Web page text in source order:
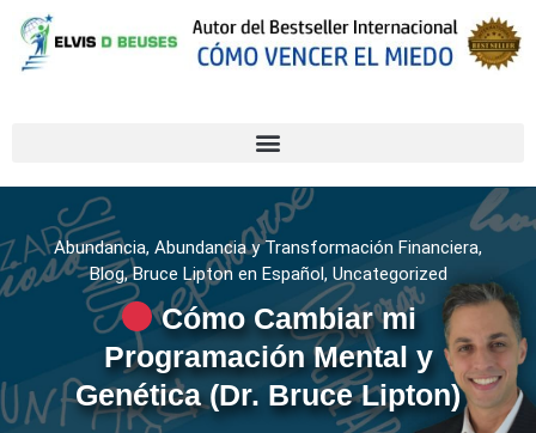
Abundancia, Abundancia y Transformación Financiera,
Blog,Bruce Lipton en Español, Uncategorized
Cómo Cambiar mi
Programación Mental y
Genética (Dr. Bruce Lipton)